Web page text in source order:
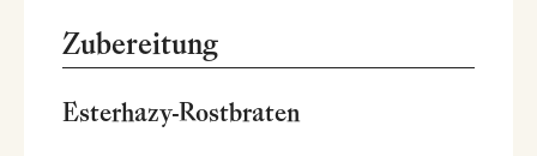
Zubereitung
Esterhazy-Rostbraten